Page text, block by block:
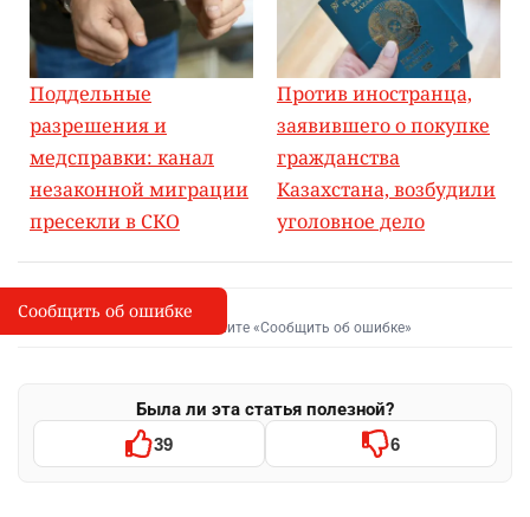
Поддельные
разрешения и
медсправки: канал
незаконной миграции
пресекли в СКО
Против иностранца,
заявившего о покупке
гражданства
Казахстана, возбудили
уголовное дело
I
Сообщить об опечатке
Выделите фрагмент и нажмите «Сообщить об ошибке»
Была ли эта статья полезной?
39 6
Сообщить об ошибке